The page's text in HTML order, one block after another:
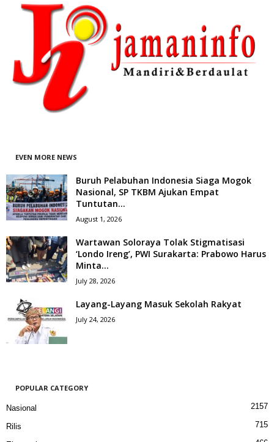
EVEN MORE NEWS
Buruh Pelabuhan Indonesia Siaga Mogok
Nasional, SP TKBM Ajukan Empat
Tuntutan...
August 1, 2026
Wartawan Soloraya Tolak Stigmatisasi
‘Londo Ireng’, PWI Surakarta: Prabowo Harus
Minta...
July 28, 2026
Layang-Layang Masuk Sekolah Rakyat
July 24, 2026
POPULAR CATEGORY
Nasional 2157
Rilis 715